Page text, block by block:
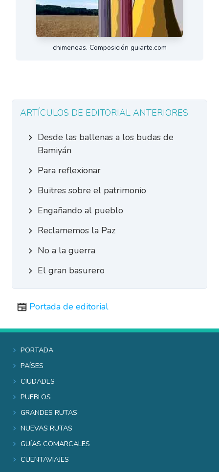
chimeneas. Composición guiarte.com
ARTÍCULOS DE EDITORIAL ANTERIORES
Desde las ballenas a los budas de
Bamiyán
Para reflexionar
Buitres sobre el patrimonio
Engañando al pueblo
Reclamemos la Paz
No a la guerra
El gran basurero
Portada de editorial
Portada
Países
Ciudades
Pueblos
Grandes rutas
Nuevas rutas
Guías comarcales
Cuentaviajes